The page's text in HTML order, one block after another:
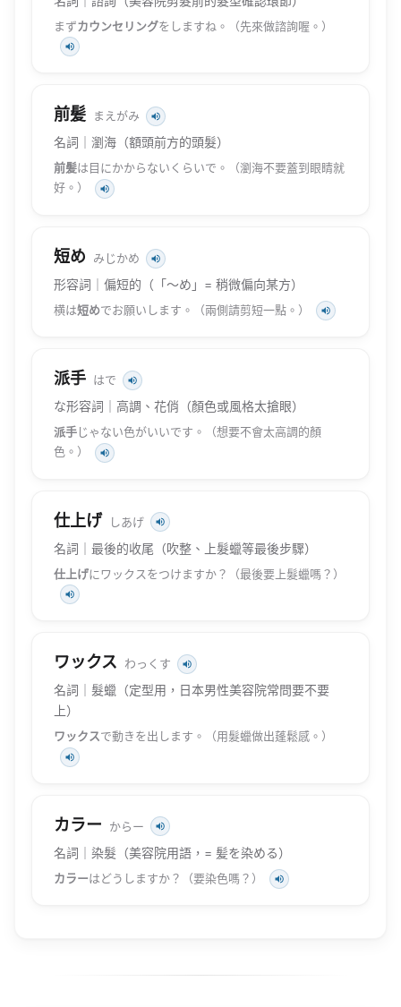
まずカウンセリングをしますね。（先來做諮詢喔。）
前髪 まえがみ
名詞｜瀏海（額頭前方的頭髮）
前髪は目にかからないくらいで。（瀏海不要蓋到眼睛就
好。）
短め みじかめ
形容詞｜偏短的（「〜め」= 稍微偏向某方）
横は短めでお願いします。（兩側請剪短一點。）
派手 はで
な形容詞｜高調、花俏（顏色或風格太搶眼）
派手じゃない色がいいです。（想要不會太高調的顏
色。）
仕上げ しあげ
名詞｜最後的收尾（吹整、上髮蠟等最後步驟）
仕上げにワックスをつけますか？（最後要上髮蠟嗎？）
ワックス わっくす
名詞｜髮蠟（定型用，日本男性美容院常問要不要
上）
ワックスで動きを出します。（用髮蠟做出蓬鬆感。）
カラー からー
名詞｜染髮（美容院用語，= 髪を染める）
カラーはどうしますか？（要染色嗎？）